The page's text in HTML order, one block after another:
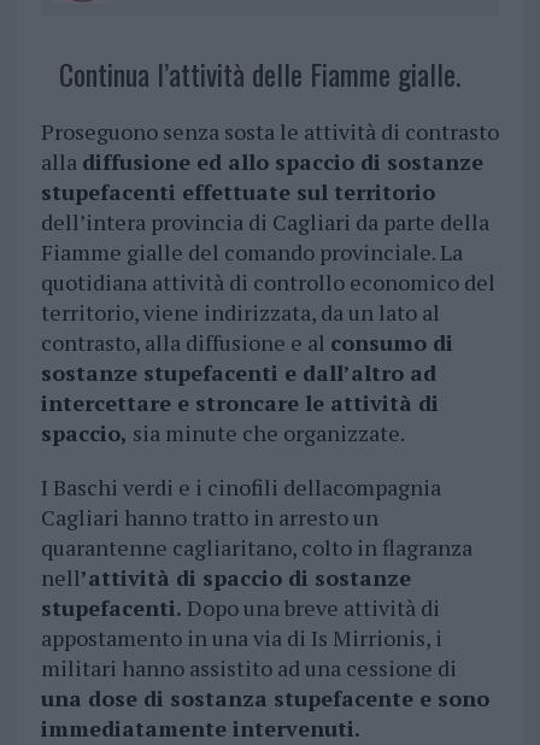
Continua l’attività delle Fiamme gialle.
Proseguono senza sosta le attività di contrasto
alla diffusione ed allo spaccio di sostanze
stupefacenti effettuate sul territorio
dell’intera provincia di Cagliari da parte della
Fiamme gialle del comando provinciale. La
quotidiana attività di controllo economico del
territorio, viene indirizzata, da un lato al
contrasto, alla diffusione e al consumo di
sostanze stupefacenti e dall’altro ad
intercettare e stroncare le attività di
spaccio, sia minute che organizzate.
I Baschi verdi e i cinofili dellacompagnia
Cagliari hanno tratto in arresto un
quarantenne cagliaritano, colto in flagranza
nell’attività di spaccio di sostanze
stupefacenti. Dopo una breve attività di
appostamento in una via di Is Mirrionis, i
militari hanno assistito ad una cessione di
una dose di sostanza stupefacente e sono
immediatamente intervenuti.